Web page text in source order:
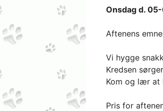
Onsdag d.
Aftenens
Vi hygge
Kredsen
Kom og lær at
Pris for